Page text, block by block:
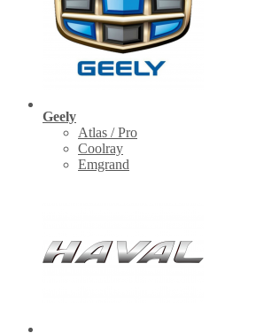
Geely
Atlas / Pro
Coolray
Emgrand